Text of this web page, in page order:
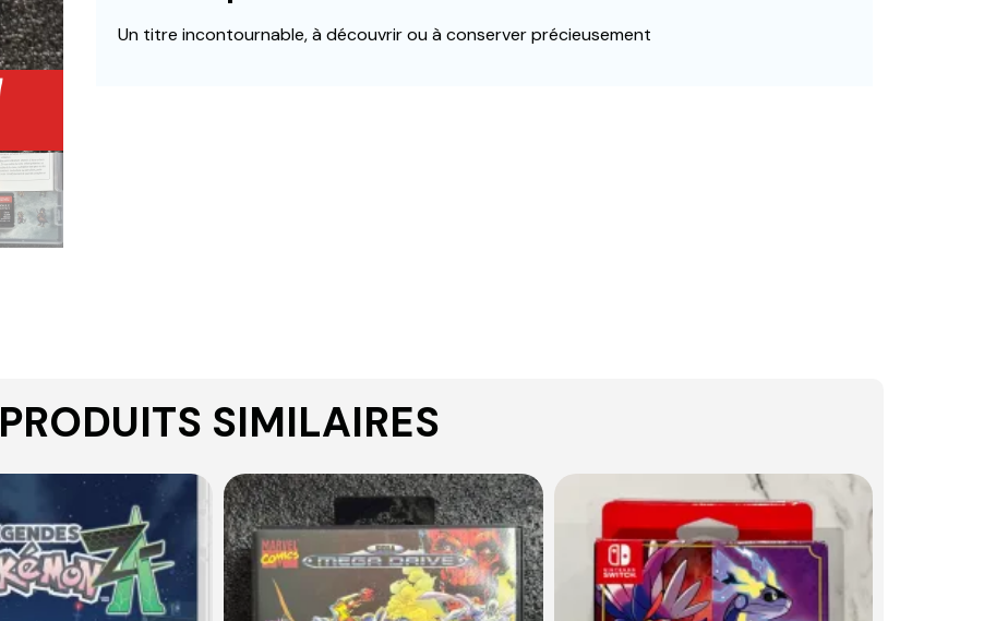
Un titre incontournable, à découvrir ou à conserver précieusement
PRODUITS SIMILAIRES